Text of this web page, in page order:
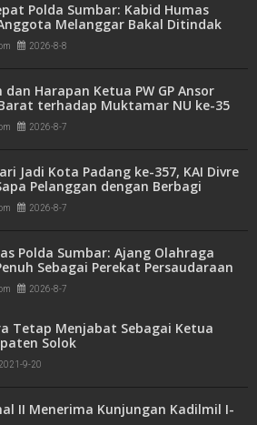
Polda Sumbar: Kabid Humas
Melanggar Bakal Ditindak
2026-8-8
dan Harapan Ketua PW GP Ansor
terhadap Muktamar NU ke-35
2026-8-7
Jadi Kota Padang ke-357, KAI Divre
Pelanggan dengan Berbagi
Padang
2026-8-7
Polda Sumbar: Ajang Olahraga
Sebagai Perekat Persaudaraan
2026-8-7
Tetap Menjabat Sebagai Ketua
Solok
2021-9-20
II Menerima Kunjungan Kadilmil I-